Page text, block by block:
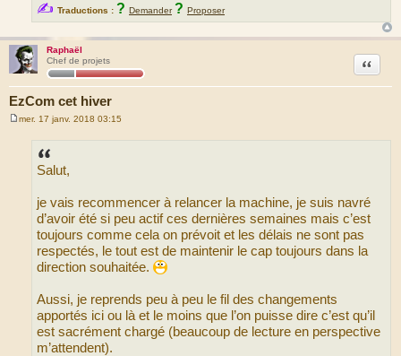
✍ Traductions : ? Demander ? Proposer
Raphaël
Chef de projets
EzCom cet hiver
Citation
mer. 17 janv. 2018 03:15
Salut,
je vais recommencer à relancer la machine, je suis navré
d’avoir été si peu actif ces dernières semaines mais c’est
toujours comme cela on prévoit et les délais ne sont pas
respectés, le tout est de maintenir le cap toujours dans la
direction souhaitée.
Aussi, je reprends peu à peu le fil des changements
apportés ici ou là et le moins que l’on puisse dire c’est qu’il
est sacrément chargé (beaucoup de lecture en perspective
m’attendent).